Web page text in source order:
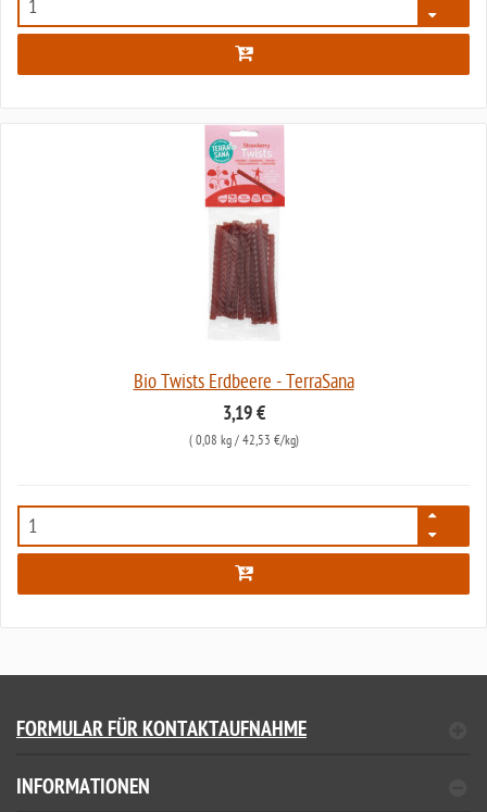
7634
Bio Twists Erdbeere - TerraSana
3,19 €
( 0,08 kg/ 42,53 €/kg)
7907
FORMULAR FÜR KONTAKTAUFNAHME
INFORMATIONEN